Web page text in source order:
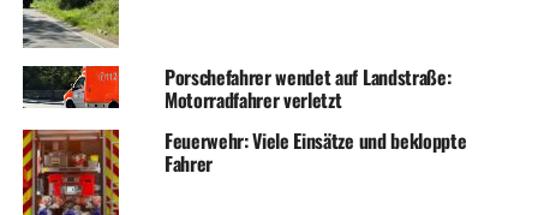
Porschefahrer wendet auf Landstraße:
Motorradfahrer verletzt
Feuerwehr: Viele Einsätze und bekloppte
Fahrer